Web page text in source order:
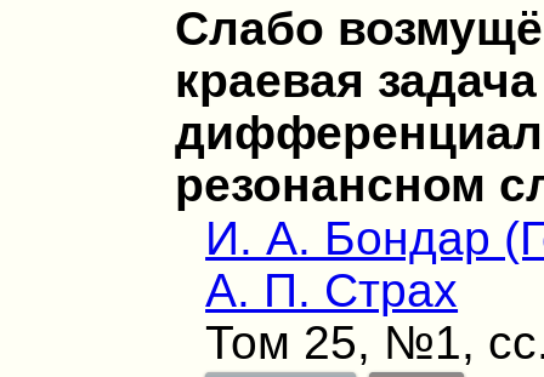
Слабо
краевая
резонансном
И. А. Бондар
А. П. Страх
Том 25, №1,